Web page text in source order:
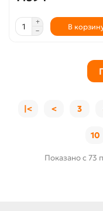
В
|< < 3
10
Показано с 73